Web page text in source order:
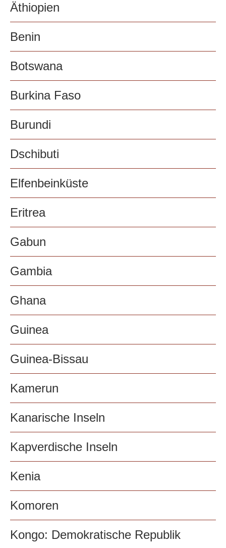
Äthiopien
Benin
Botswana
Burkina Faso
Burundi
Dschibuti
Elfenbeinküste
Eritrea
Gabun
Gambia
Ghana
Guinea
Guinea-Bissau
Kamerun
Kanarische Inseln
Kapverdische Inseln
Kenia
Komoren
Kongo: Demokratische Republik